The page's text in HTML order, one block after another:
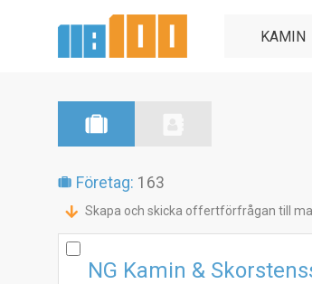
Företag: 163
Skapa och skicka offertförfrågan till
NG Kamin &